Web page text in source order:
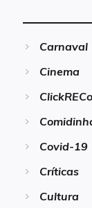
Carnaval
Cinema
Covid-19
Críticas
Cultura